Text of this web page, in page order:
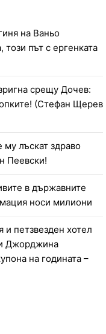
на Ваньо
път с ергенката
срещу Дочев:
(Стефан Щерев
лъскат здраво
Пеевски!
в държавните
носи милиони
и петзвезден хотел
и Джорджина
на годината –